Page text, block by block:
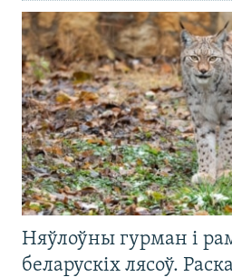
Няўлоўны гурман і
беларускіх лясоў.